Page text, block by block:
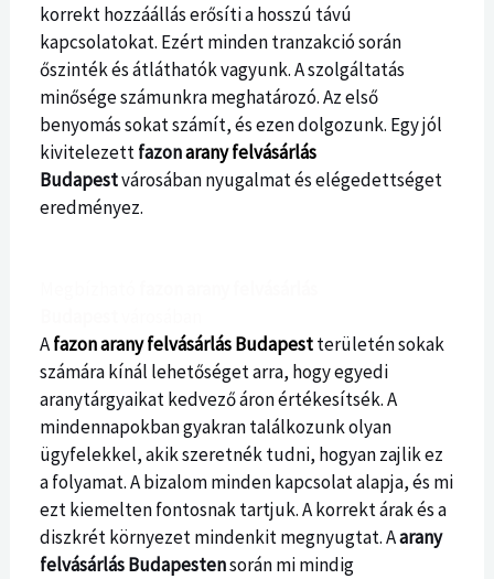
korrekt hozzáállás erősíti a hosszú távú
kapcsolatokat. Ezért minden tranzakció során
őszinték és átláthatók vagyunk. A szolgáltatás
minősége számunkra meghatározó. Az első
benyomás sokat számít, és ezen dolgozunk. Egy jól
kivitelezettfazonarany felvásárlás
Budapestvárosában nyugalmat és elégedettséget
eredményez.
Afazon arany felvásárlás Budapestterületén sokak
számára kínál lehetőséget arra, hogy egyedi
aranytárgyaikat kedvező áron értékesítsék. A
mindennapokban gyakran találkozunk olyan
ügyfelekkel, akik szeretnék tudni, hogyan zajlik ez
a folyamat. A bizalom minden kapcsolat alapja, és mi
ezt kiemelten fontosnak tartjuk. A korrekt árak és a
diszkrét környezet mindenkit megnyugtat. Aarany
felvásárlás Budapestensorán mi mindig